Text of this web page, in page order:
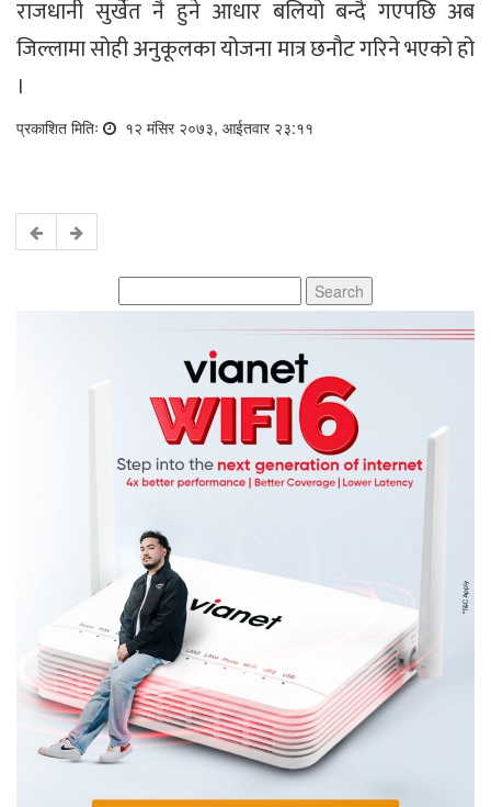
राजधानी सुर्खेत नै हुने आधार बलियो बन्दै गएपछि अब
जिल्लामा सोही अनुकूलका योजना मात्र छनौट गरिने भएको हो
।
प्रकाशित मितिः १२ मंसिर २०७३, आईतवार २३:११
for: